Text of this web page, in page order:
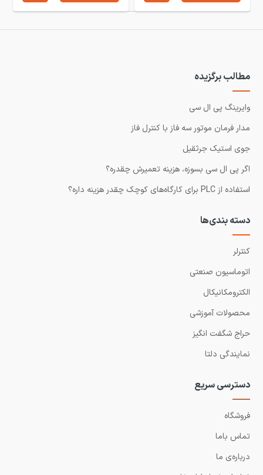
مطالب برگزیده
وایرینگ پی ال سی
مدار فرمان موتور سه فاز با کنترل فاز
جوی استیک جرثقیل
اگر پی ال سی بسوزه، هزینه تعمیرش چقدره؟
استفاده از PLC برای کارگاه‌های کوچک چقدر هزینه داره؟
دسته بندی‌ها
کنترلر
اتوماسیون صنعتی
الکترومکانیکال
محصولات آموزشی
حراج شگفت انگیز
نمایندگی دلتا
دسترسی سریع
فروشگاه
تماس باما
درباره‌ی ما